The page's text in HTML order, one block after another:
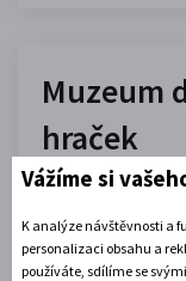
Muzeum
hraček
10.00 - 16.00
(platné od 1. 7.
Vážíme si
K analýze návštěvnosti a
personalizaci obsahu a
používáte, sdílíme se